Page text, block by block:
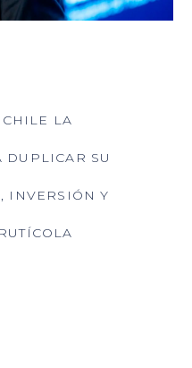
CHILE LA
DUPLICAR SU
INVERSIÓN Y